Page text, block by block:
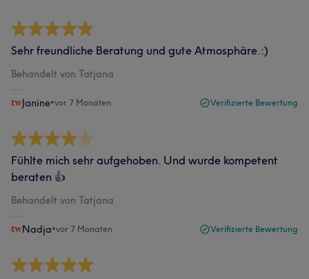
Sehr freundliche Beratung und gute Atmosphäre.:)
Behandelt von Tatjana
Janine•vor 7 Monaten Verifizierte Bewertung
Fühlte mich sehr aufgehoben. Und wurde kompetent
beraten 👍
Behandelt von Tatjana
Nadja•vor 7 Monaten Verifizierte Bewertung